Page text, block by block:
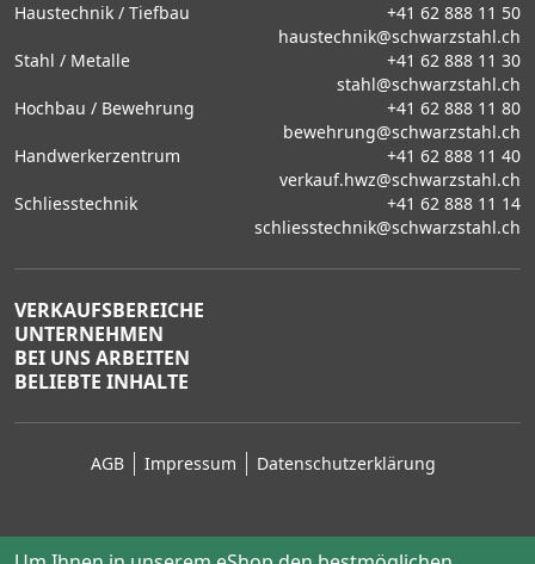
Haustechnik / Tiefbau
+41 62 888 11 50
haustechnik@schwarzstahl.ch
Stahl / Metalle
+41 62 888 11 30
stahl@schwarzstahl.ch
Hochbau / Bewehrung
+41 62 888 11 80
bewehrung@schwarzstahl.ch
Handwerkerzentrum
+41 62 888 11 40
verkauf.hwz@schwarzstahl.ch
Schliesstechnik
+41 62 888 11 14
schliesstechnik@schwarzstahl.ch
VERKAUFSBEREICHE
UNTERNEHMEN
BEI UNS ARBEITEN
BELIEBTE INHALTE
AGB Impressum Datenschutzerklärung